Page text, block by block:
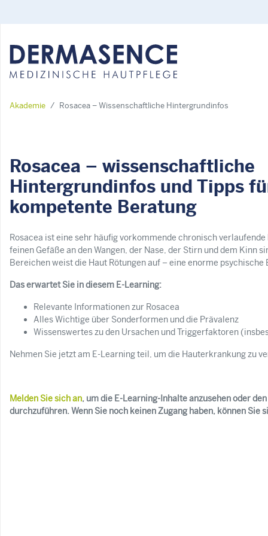
Suchen nach:
Akademie Rosacea – Wissenschaftliche Hintergrundinfos
Rosacea – wissenschaftliche
Hintergrundinfos und Tipps
kompetente Beratung
Rosacea ist eine sehr häufig vorkommende chronisch
feinen Gefäße an den Wangen, der Nase, der Stirn und dem Kinn
Bereichen weist die Haut Rötungen auf – eine enorme
Das erwartet Sie in diesem E-Learning:
Relevante Informationen zur Rosacea
Alles Wichtige über Sonderformen und die Prävalenz
Wissenswertes zu den Ursachen und Triggerfaktoren
Nehmen Sie jetzt am E-Learning teil, um die Hauterkrankung zu
Melden Sie sich an, um die E-Learning-Inhalte anzusehen oder
durchzuführen. Wenn Sie noch keinen Zugang haben, können Sie